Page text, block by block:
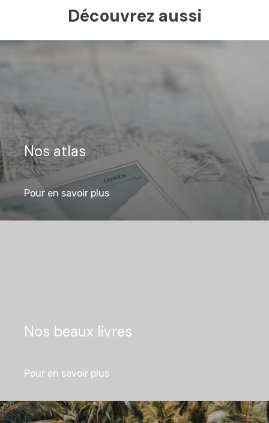
Découvrez aussi
Nos atlas
Pour en savoir plus
Nos beaux livres
Pour en savoir plus